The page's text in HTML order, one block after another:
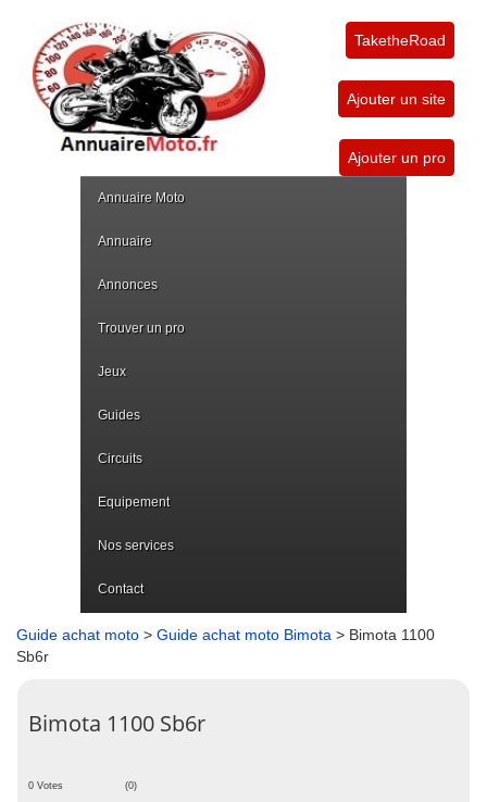
TaketheRoad
Ajouter un site
Ajouter un pro
Annuaire Moto
Annuaire
Annonces
Trouver un pro
Jeux
Guides
Circuits
Equipement
Nos services
Contact
Guide achat moto > Guide achat moto Bimota > Bimota 1100
Sb6r
Bimota 1100 Sb6r
0 Votes (0)